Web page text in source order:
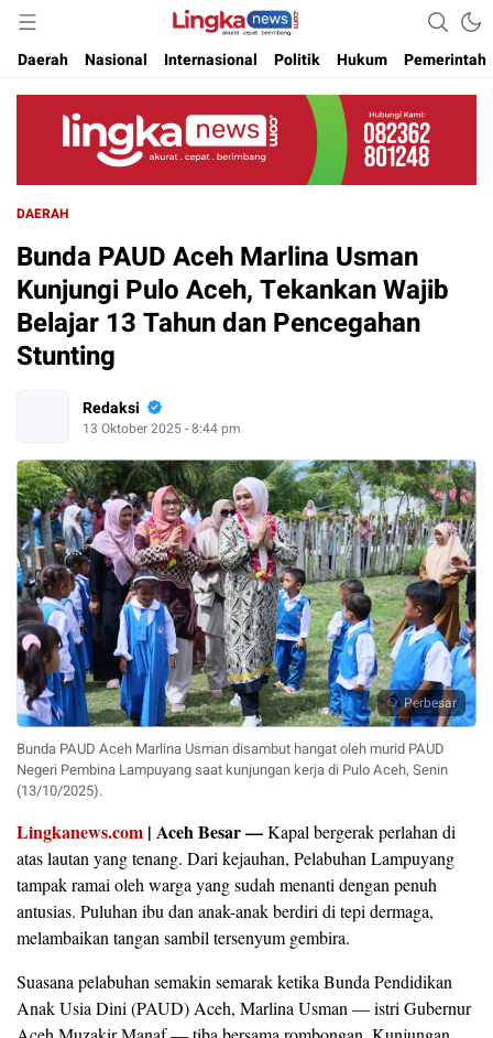
Lingkanews
Akurat. Cepat & Berimbang
Daerah
Nasional Internasional Politik Hukum Pemerintah
DAERAH
Bunda PAUD Aceh Marlina Usman
Kunjungi Pulo Aceh, Tekankan Wajib
Belajar 13 Tahun dan Pencegahan
Stunting
Redaksi
13 Oktober 2025 - 8:44 pm
Perbesar
Bunda PAUD Aceh Marlina Usman disambut hangat oleh murid PAUD
Negeri Pembina Lampuyang saat kunjungan kerja di Pulo Aceh, Senin
(13/10/2025).
Lingkanews.com | Aceh Besar —Kapal bergerak perlahan di
atas lautan yang tenang. Dari kejauhan, Pelabuhan Lampuyang
tampak ramai oleh warga yang sudah menanti dengan penuh
antusias. Puluhan ibu dan anak-anak berdiri di tepi dermaga,
melambaikan tangan sambil tersenyum gembira.
Suasana pelabuhan semakin semarak ketika Bunda Pendidikan
Anak Usia Dini (PAUD) Aceh, Marlina Usman — istri Gubernur